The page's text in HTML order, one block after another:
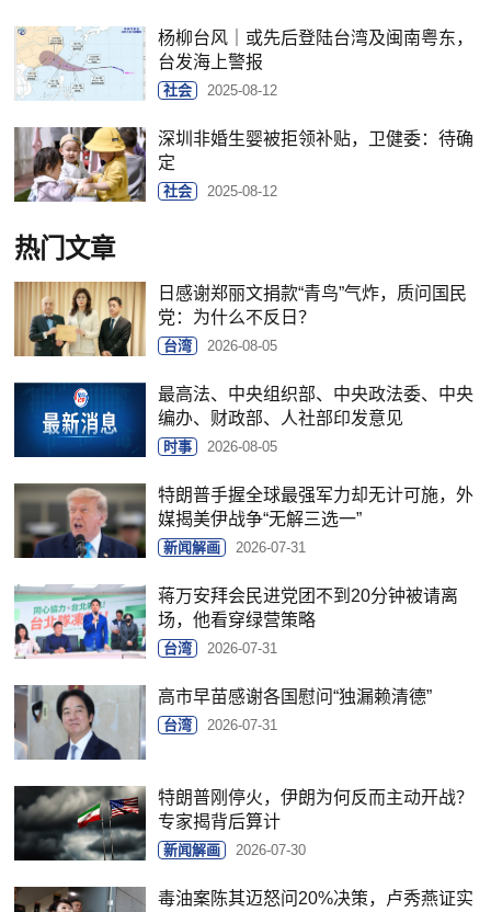
杨柳台风｜或先后登陆台湾及闽南粤东，
台发海上警报
社会 2025-08-12
深圳非婚生婴被拒领补贴，卫健委：待确
定
社会 2025-08-12
热门文章
日感谢郑丽文捐款“青鸟”气炸，质问国民
党：为什么不反日？
台湾 2026-08-05
最高法、中央组织部、中央政法委、中央
编办、财政部、人社部印发意见
时事 2026-08-05
特朗普手握全球最强军力却无计可施，外
媒揭美伊战争“无解三选一”
新闻解画 2026-07-31
蒋万安拜会民进党团不到20分钟被请离
场，他看穿绿营策略
台湾 2026-07-31
高市早苗感谢各国慰问“独漏赖清德”
台湾 2026-07-31
特朗普刚停火，伊朗为何反而主动开战？
专家揭背后算计
新闻解画 2026-07-30
毒油案陈其迈怒问20%决策，卢秀燕证实